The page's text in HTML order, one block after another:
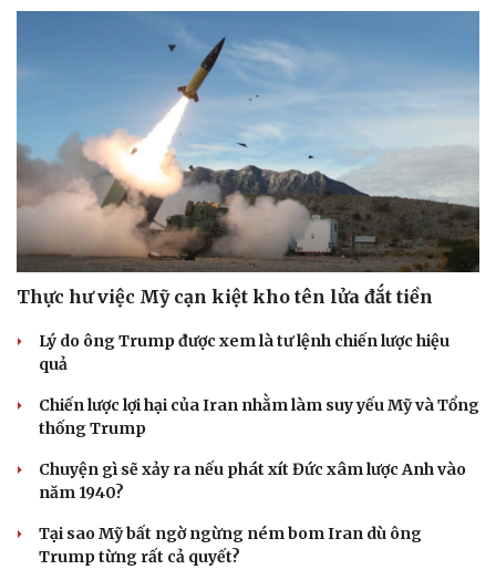
Thực hư việc Mỹ cạn kiệt kho tên lửa đắt tiền
Lý do ông Trump được xem là tư lệnh chiến lược hiệu
quả
Chiến lược lợi hại của Iran nhằm làm suy yếu Mỹ và Tổng
thống Trump
Chuyện gì sẽ xảy ra nếu phát xít Đức xâm lược Anh vào
năm 1940?
Tại sao Mỹ bất ngờ ngừng ném bom Iran dù ông
Trump từng rất cả quyết?